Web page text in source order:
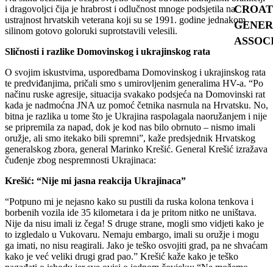
i dragovoljci čija je hrabrost i odlučnost mnoge podsjetila na
ustrajnost hrvatskih veterana koji su se 1991. godine jednakom
silinom gotovo goloruki suprotstavili velesili.
Sličnosti i razlike Domovinskog i ukrajinskog rata
O svojim iskustvima, usporedbama Domovinskog i ukrajinskog rata
te predviđanjima, pričali smo s umirovljenim generalima HV-a. “Po
načinu ruske agresije, situacija svakako podsjeća na Domovinski rat
kada je nadmoćna JNA uz pomoć četnika nasrnula na Hrvatsku. No,
bitna je razlika u tome što je Ukrajina raspolagala naoružanjem i nije
se pripremila za napad, dok je kod nas bilo obrnuto – nismo imali
oružje, ali smo itekako bili spremni”, kaže predsjednik Hrvatskog
generalskog zbora, general Marinko Krešić. General Krešić izražava
čuđenje zbog nespremnosti Ukrajinaca:
Krešić: “Nije mi jasna reakcija Ukrajinaca”
“Potpuno mi je nejasno kako su pustili da ruska kolona tenkova i
borbenih vozila ide 35 kilometara i da je pritom nitko ne uništava.
Nije da nisu imali iz čega! S druge strane, mogli smo vidjeti kako je
to izgledalo u Vukovaru. Nemaju embargo, imali su oružje i mogu
ga imati, no nisu reagirali. Jako je teško osvojiti grad, pa ne shvaćam
kako je već veliki drugi grad pao.” Krešić kaže kako je teško